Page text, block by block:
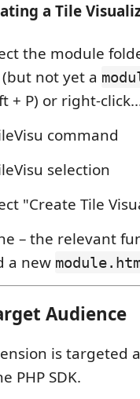
a Tile
the module
not yet a
+ P) or right-
"Create Tile
– the relevant
a new
Audience
is targeted
PHP SDK.